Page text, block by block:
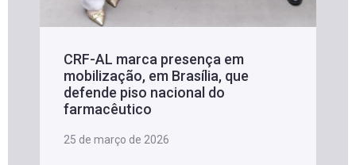
CRF-AL marca presença em
mobilização, em Brasília, que
defende piso nacional do
farmacêutico
25 de março de 2026